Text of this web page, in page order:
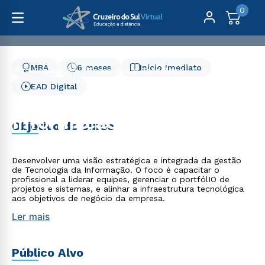
0
Pós-Graduação
Engenharia e Tecnologia
MBA em Tecnologia da Informação - 6 meses
Informação - 6 meses
Início Imediato
6 meses
MBA
EAD Digital
Objetivo do curso
Desenvolver uma visão estratégica e integrada da gestão
de Tecnologia da Informação. O foco é capacitar o
profissional a liderar equipes, gerenciar o portfólIO de
projetos e sistemas, e alinhar a infraestrutura tecnológica
aos objetivos de negócio da empresa.
Ler mais
Público Alvo